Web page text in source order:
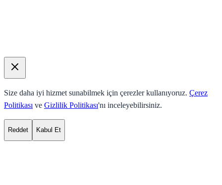
Size daha iyi hizmet sunabilmek için çerezler kullanıyoruz. Çerez
Politikası ve Gizlilik Politikası'nı inceleyebilirsiniz.
Reddet Kabul Et